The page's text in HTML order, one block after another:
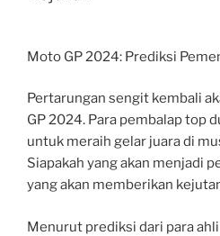
Moto GP 2024: Prediksi
Pertarungan sengit kembali
GP 2024. Para pembalap top
untuk meraih gelar juara di
Siapakah yang akan menjadi
yang akan memberikan
Menurut prediksi dari para